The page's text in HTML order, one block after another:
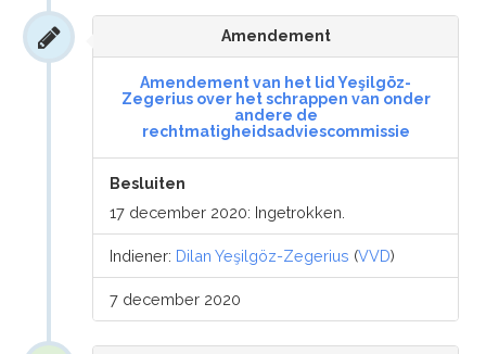
Amendement
Amendement van het lid Yeşilgöz-
Zegerius over het schrappen van onder
andere de
rechtmatigheidsadviescommissie
Besluiten
17 december 2020: Ingetrokken.
Indiener: Dilan Yeşilgöz-Zegerius (VVD)
7 december 2020